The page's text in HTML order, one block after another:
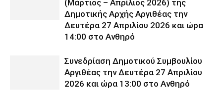
(Μάρτιος – Απρίλιος 2026) της
Δημοτικής Αρχής Αργιθέας την
Δευτέρα 27 Απριλίου 2026 και ώρα
14:00 στο Ανθηρό
Συνεδρίαση Δημοτικού Συμβουλίου
Αργιθέας την Δευτέρα 27 Απριλίου
2026 και ώρα 13:00 στο Ανθηρό